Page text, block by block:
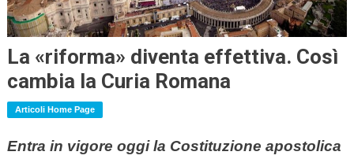
La «riforma» diventa effettiva. Così
cambia la Curia Romana
Articoli Home Page
Entra in vigore oggi la Costituzione apostolica